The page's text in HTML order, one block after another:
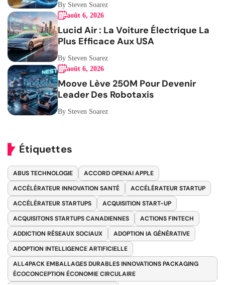
By Steven Soarez
août 6, 2026
Lucid Air : La Voiture Électrique La
Plus Efficace Aux USA
By Steven Soarez
août 6, 2026
Moove Lève 250M Pour Devenir
Leader Des Robotaxis
By Steven Soarez
Étiquettes
ABUS TECHNOLOGIE
ACCORD OPENAI APPLE
ACCÉLÉRATEUR INNOVATION SANTÉ
ACCÉLÉRATEUR STARTUP
ACCÉLÉRATEUR STARTUPS
ACQUISITION START-UP
ACQUISITONS STARTUPS CANADIENNES
ACTIONS FINTECH
ADDICTION RÉSEAUX SOCIAUX
ADOPTION IA GÉNÉRATIVE
ADOPTION INTELLIGENCE ARTIFICIELLE
ALL4PACK EMBALLAGES DURABLES INNOVATIONS PACKAGING
ÉCOCONCEPTION ÉCONOMIE CIRCULAIRE